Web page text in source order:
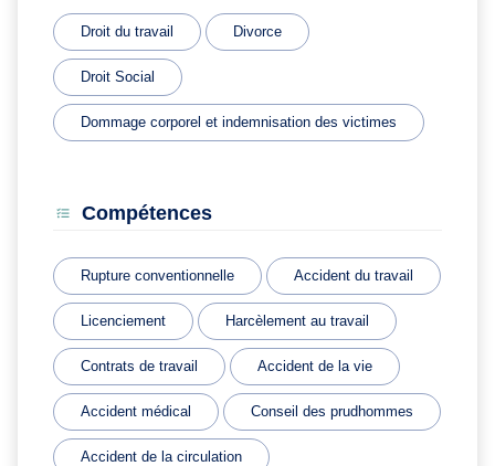
Droit du travail Divorce
Droit Social
Dommage corporel et indemnisation des victimes
Compétences
Rupture conventionnelle Accident du travail
Licenciement Harcèlement au travail
Contrats de travail Accident de la vie
Accident médical Conseil des prudhommes
Accident de la circulation